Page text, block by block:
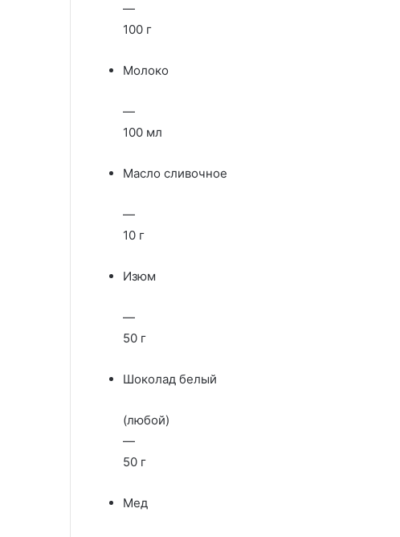
—
100 г
Молоко
—
100 мл
Масло сливочное
—
10 г
Изюм
—
50 г
Шоколад белый
(любой)
—
50 г
Мед